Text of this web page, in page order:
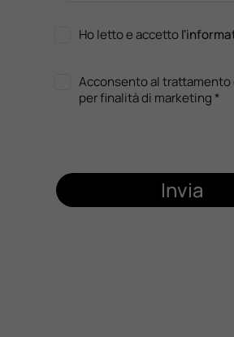
Ho letto e accetto
Acconsento al trattamento
per finalità di marketing *
Invia